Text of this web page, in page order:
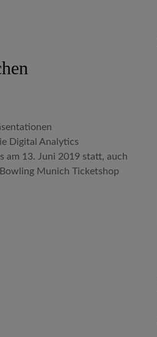
Digital Analytics
am 13. Juni 2019 statt, auch
Munich Ticketshop